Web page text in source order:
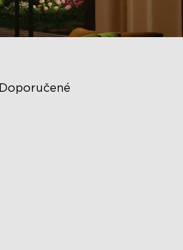
Doporučené